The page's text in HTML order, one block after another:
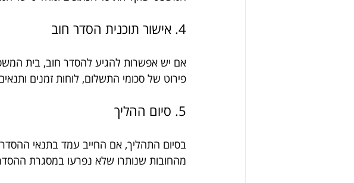
4. אישור תוכנית הסדר חוב
אם יש אפשרות להגיע להסדר חוב, בית
פירוט של סכומי התשלום, לוחות זמנים
5. סיום ההליך
בסיום התהליך, אם החייב עמד בתנאי
מהחובות שנותרו שלא נפרעו במסגרת